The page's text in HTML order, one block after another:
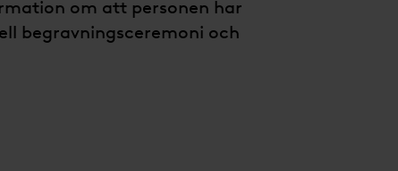
om att personen har
begravningsceremoni och